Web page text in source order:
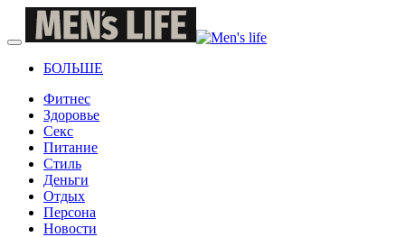
БОЛЬШЕ
Фитнес
Здоровье
Секс
Питание
Стиль
Деньги
Отдых
Персона
Новости